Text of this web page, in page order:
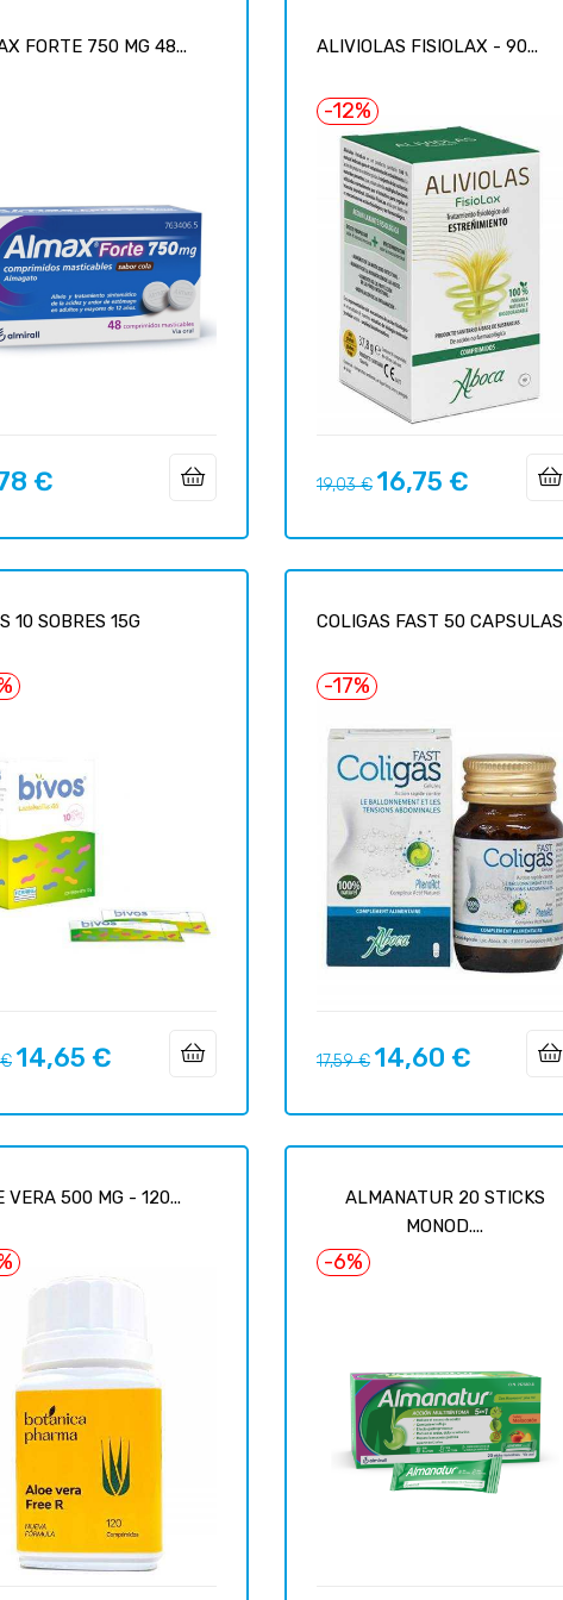
FORTE 750 MG 48...
€
ALIVIOLAS FISIOLAX - 90...
-12%
Prix
19,03 € Prix
16,75 €
10 SOBRES 15G
€ Prix
14,65 €
COLIGAS FAST 50 CAPSULAS
-17%
Prix
17,59 € Prix
14,60 €
VERA 500 MG - 120...
ALMANATUR 20 STICKS
MONOD....
-6%